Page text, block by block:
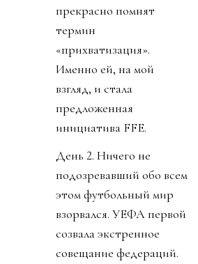
прекрасно помнят
термин
«прихватизация».
Именно ей, на мой
взгляд, и стала
предложенная
инициатива FFE.
День 2. Ничего не
подозревавший обо всем
этом футбольный мир
взорвался. УЕФА первой
созвала экстренное
совещание федераций.